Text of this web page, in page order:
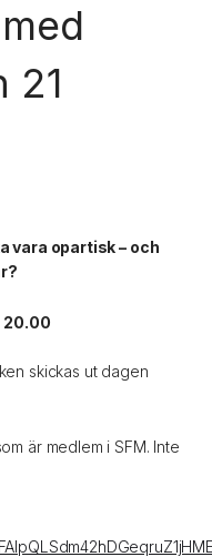
21
vara opartisk – och
20.00
skickas ut dagen
är medlem i SFM. Inte